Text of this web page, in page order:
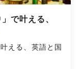
で叶える、
える、英語と国